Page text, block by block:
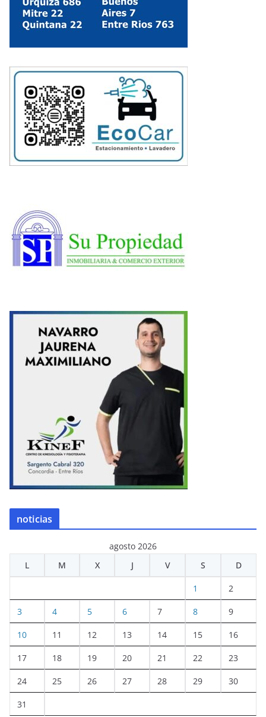
noticias
agosto 2026
L
M X J V S D
1 2
3 4 5 6 7 8 9
10 11 12 13 14 15 16
17 18 19 20 21 22 23
24 25 26 27 28 29 30
31